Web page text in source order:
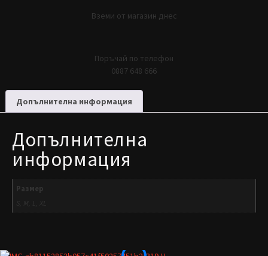
Вземи от магазин днес
Поръчай по телефон
0887 648 666
Допълнителна информация
Допълнителна
информация
Размер
S, M, L, XL